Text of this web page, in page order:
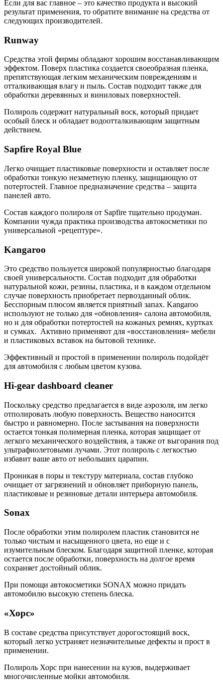
Если для вас главное – это качество продукта и высокий
результат применения, то обратите внимание на средства от
следующих производителей.
Runway
Средства этой фирмы обладают хорошим восстанавливающим
эффектом. Поверх пластика создается своеобразная пленка,
препятствующая легким механическим повреждениям и
отталкивающая влагу и пыль. Состав подходит также для
обработки деревянных и виниловых поверхностей.
Полироль содержит натуральный воск, который придает
особый блеск и обладает водоотталкивающим защитным
действием.
Sapfire Royal Blue
Легко очищает пластиковые поверхности и оставляет после
обработки тонкую незаметную пленку, защищающую от
потертостей. Главное предназначение средства – защита
панелей авто.
Состав каждого полироля от Sapfire тщательно продуман.
Компании чужда практика производства автокосметики по
универсальной «рецептуре».
Kangaroo
Это средство пользуется широкой популярностью благодаря
своей универсальности. Состав подходит для обработки
натуральной кожи, резины, пластика, и в каждом отдельном
случае поверхность приобретает первозданный облик.
Бесспорным плюсом является приятный запах. Kangaroo
используют не только для «обновления» салона автомобиля,
но и для обработки потертостей на кожаных ремнях, куртках
и сумках. Активно применяют для «восстановления» мебели
и пластиковых вставок на бытовой технике.
Эффективный и простой в применении полироль подойдёт
для автомобиля с любым цветом кузова.
Hi-gear dashboard cleaner
Поскольку средство предлагается в виде аэрозоля, им легко
отполировать любую поверхность. Вещество наносится
быстро и равномерно. После застывания на поверхности
остается тонкая полимерная пленка, которая защищает от
легкого механического воздействия, а также от выгорания под
ультрафиолетовыми лучами. Этот полироль с легкостью
избавит ваше авто от небольших царапин.
Проникая в поры и текстуру материала, состав глубоко
очищает от загрязнений и обновляет ‎приборную панель,
пластиковые и резиновые детали интерьера автомобиля.
Sonax
После обработки этим полиролем пластик становится не
только чистым и насыщенного цвета, но еще и с
изумительным блеском. Благодаря защитной пленке, которая
остается после обработки, поверхность на долгое время
сохраняет достойный облик.
При помощи автокосметики SONAX можно придать
автомобилю высокую степень блеска.
«Хорс»
В составе средства присутствует дорогостоящий воск,
который легко устраняет незначительные дефекты и прост в
применении.
Полироль Хорс при нанесении на кузов, выдерживает
многочисленные мойки автомобиля.